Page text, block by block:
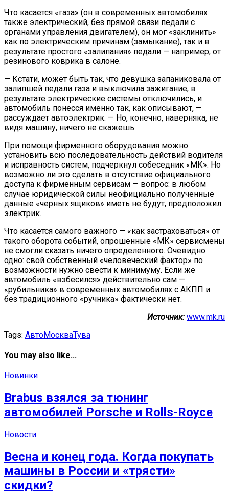
Что касается «газа» (он в современных автомобилях
также электрический, без прямой связи педали с
органами управления двигателем), он мог «заклинить»
как по электрическим причинам (замыкание), так и в
результате простого «залипания» педали — например, от
резинового коврика в салоне.
— Кстати, может быть так, что девушка запаниковала от
залипшей педали газа и выключила зажигание, в
результате электрические системы отключились, и
автомобиль понесся именно так, как описывают, —
рассуждает автоэлектрик. — Но, конечно, наверняка, не
видя машину, ничего не скажешь.
При помощи фирменного оборудования можно
установить всю последовательность действий водителя
и исправность систем, подчеркнул собеседник «МК». Но
возможно ли это сделать в отсутствие официального
доступа к фирменным сервисам — вопрос: в любом
случае юридической силы неофициально полученные
данные «черных ящиков» иметь не будут, предположил
электрик.
Что касается самого важного — «как застраховаться» от
такого оборота событий, опрошенные «МК» сервисмены
не смогли сказать ничего определенного. Очевидно
одно: свой собственный «человеческий фактор» по
возможности нужно свести к минимуму. Если же
автомобиль «взбесился» действительно сам —
«рубильника» в современных автомобилях с АКПП и
без традиционного «ручника» фактически нет.
Источник: www.mk.ru
Tags: АвтоМоскваТува
You may also like...
Новинки
Brabus взялся за тюнинг
автомобилей Porsche и Rolls-Royce
Новости
Весна и конец года. Когда покупать
машины в России и «трясти»
скидки?